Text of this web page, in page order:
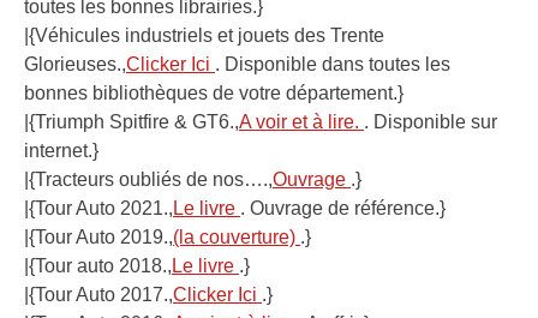
toutes les bonnes librairies.}
|{Véhicules industriels et jouets des Trente
Glorieuses.,Clicker Ici . Disponible dans toutes les
bonnes bibliothèques de votre département.}
|{Triumph Spitfire & GT6.,A voir et à lire. . Disponible sur
internet.}
|{Tracteurs oubliés de nos….,Ouvrage .}
|{Tour Auto 2021., Le livre . Ouvrage de référence.}
|{Tour Auto 2019.,(la couverture) .}
|{Tour auto 2018., Le livre .}
|{Tour Auto 2017.,Clicker Ici .}